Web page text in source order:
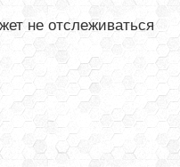
не отслеживаться